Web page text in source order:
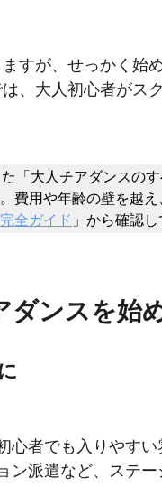
すが、せっかく始
、大人初心者がス
大人チアダンスのす
費用や年齢の壁を越え
全ガイド 」から確認し
ダンスを始
者でも入りやすい
ン派遣など、ステ